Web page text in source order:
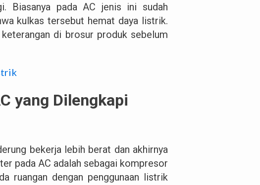
Biasanya pada AC jenis ini sudah
kulkas tersebut hemat daya listrik.
di brosur produk sebelum
yang Dilengkapi
bekerja lebih berat dan akhirnya
pada AC adalah sebagai kompresor
ruangan dengan penggunaan listrik